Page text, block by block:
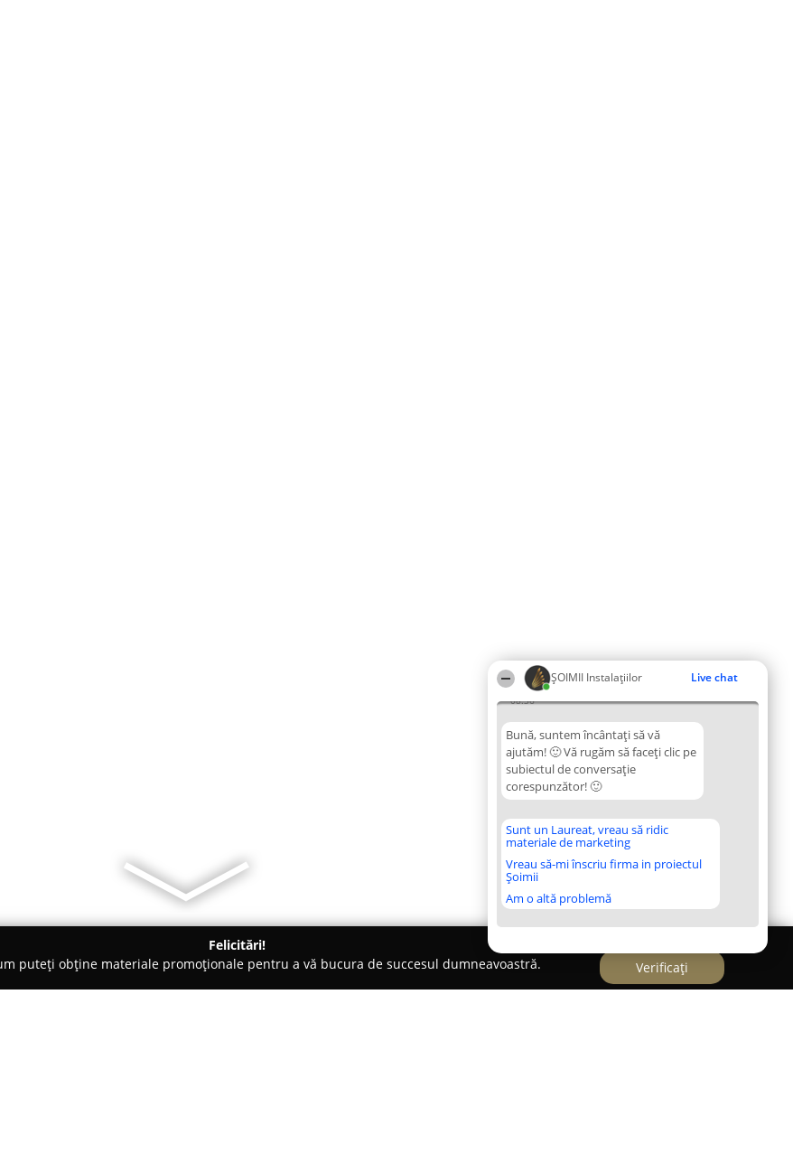
ŞOIMII Instalaţiilor Live chat
08:36
Bună, suntem încântați să vă
ajutăm! 🙂 Vă rugăm să faceți clic pe
subiectul de conversație
corespunzător! 🙂
Sunt un Laureat, vreau să ridic
materiale de marketing
Vreau să-mi înscriu firma in proiectul
Șoimii
Am o altă problemă
Felicitări!
puteți obține materiale promoționale pentru a vă bucura de succesul dumneavoastră.
Verificați